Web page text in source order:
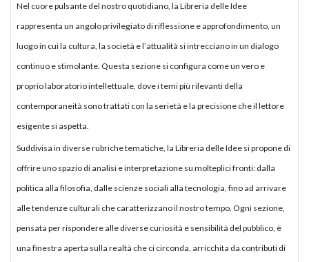
Nel cuore pulsante del nostro quotidiano, la Libreria delle Idee
rappresenta un angolo privilegiato di riflessione e approfondimento, un
luogo in cui la cultura, la società e l’attualità si intrecciano in un dialogo
continuo e stimolante. Questa sezione si configura come un vero e
proprio laboratorio intellettuale, dove i temi più rilevanti della
contemporaneità sono trattati con la serietà e la precisione che il lettore
esigente si aspetta.
Suddivisa in diverse rubriche tematiche, la Libreria delle Idee si propone di
offrire uno spazio di analisi e interpretazione su molteplici fronti: dalla
politica alla filosofia, dalle scienze sociali alla tecnologia, fino ad arrivare
alle tendenze culturali che caratterizzano il nostro tempo. Ogni sezione,
pensata per rispondere alle diverse curiosità e sensibilità del pubblico, è
una finestra aperta sulla realtà che ci circonda, arricchita da contributi di